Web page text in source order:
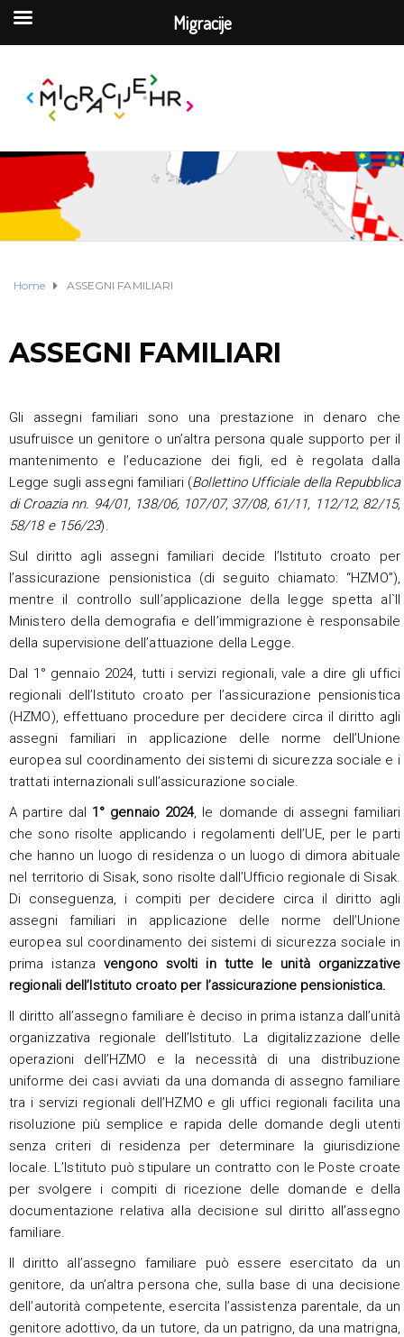
Home ASSEGNI FAMILIARI
ASSEGNI FAMILIARI
Gli assegni familiari sono una prestazione in denaro che
usufruisce un genitore o un’altra persona quale supporto per il
mantenimento e l’educazione dei figli, ed è regolata dalla
Legge sugli assegni familiari (Bollettino Ufficiale della Repubblica
di Croazia nn. 94/01, 138/06, 107/07, 37/08, 61/11, 112/12, 82/15,
58/18 e 156/23).
Sul diritto agli assegni familiari decide l’Istituto croato per
l’assicurazione pensionistica (di seguito chiamato: “HZMO”),
mentre il controllo sull’applicazione della legge spetta al`Il
Ministero della demografia e dell’immigrazione è responsabile
della supervisione dell’attuazione della Legge.
Dal 1° gennaio 2024, tutti i servizi regionali, vale a dire gli uffici
regionali dell’Istituto croato per l’assicurazione pensionistica
(HZMO), effettuano procedure per decidere circa il diritto agli
assegni familiari in applicazione delle norme dell’Unione
europea sul coordinamento dei sistemi di sicurezza sociale e i
trattati internazionali sull’assicurazione sociale.
A partire dal 1° gennaio 2024, le domande di assegni familiari
che sono risolte applicando i regolamenti dell’UE, per le parti
che hanno un luogo di residenza o un luogo di dimora abituale
nel territorio di Sisak, sono risolte dall’Ufficio regionale di Sisak.
Di conseguenza, i compiti per decidere circa il diritto agli
assegni familiari in applicazione delle norme dell’Unione
europea sul coordinamento dei sistemi di sicurezza sociale in
prima istanzavengono svolti in tutte le unità organizzative
regionali dell’Istituto croato per l’assicurazione pensionistica.
Il diritto all’assegno familiare è deciso in prima istanza dall’unità
organizzativa regionale dell’Istituto. La digitalizzazione delle
operazioni dell’HZMO e la necessità di una distribuzione
uniforme dei casi avviati da una domanda di assegno familiare
tra i servizi regionali dell’HZMO e gli uffici regionali facilita una
risoluzione più semplice e rapida delle domande degli utenti
senza criteri di residenza per determinare la giurisdizione
locale. L’Istituto può stipulare un contratto con le Poste croate
per svolgere i compiti di ricezione delle domande e della
documentazione relativa alla decisione sul diritto all’assegno
familiare.
Il diritto all’assegno familiare può essere esercitato da un
genitore, da un’altra persona che, sulla base di una decisione
dell’autorità competente, esercita l’assistenza parentale, da un
genitore adottivo, da un tutore, da un patrigno, da una matrigna,
Migracije